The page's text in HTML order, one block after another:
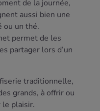
de la journée,
aussi bien une
ou un thé.
permet de les
partager lors d’un
traditionnelle,
grands, à offrir ou
le plaisir.